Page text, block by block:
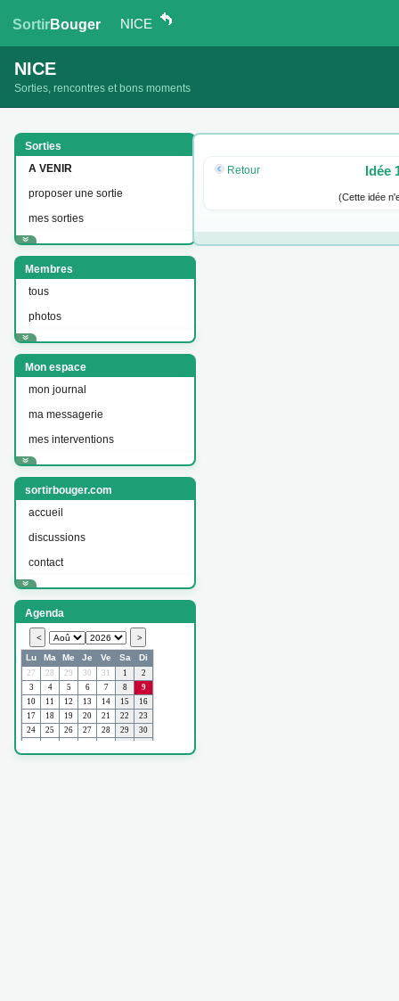
SortirBouger NICE
NICE
Sorties, rencontres et bons moments
Sorties
A VENIR
proposer une sortie
mes sorties
Membres
tous
photos
Mon espace
mon journal
ma messagerie
mes interventions
sortirbouger.com
accueil
discussions
contact
Agenda
Retour Idée
(Cette idée